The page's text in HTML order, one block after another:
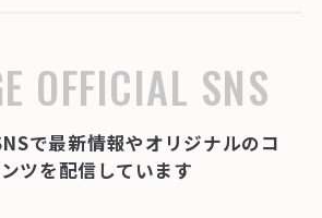
OFFICIAL SNS
で最新情報やオリジナルのコ
ツを配信しています